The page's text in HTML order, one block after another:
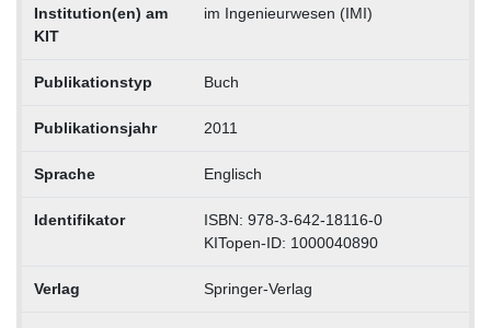
Institution(en) am
KIT
im Ingenieurwesen (IMI)
Publikationstyp Buch
Publikationsjahr 2011
Sprache Englisch
Identifikator
ISBN: 978-3-642-18116-0
KITopen-ID: 1000040890
Verlag Springer-Verlag